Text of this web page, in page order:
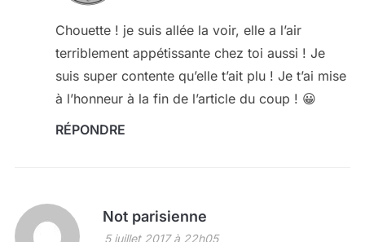
Chouette ! je suis allée la voir, elle a l’air
terriblement appétissante chez toi aussi ! Je
suis super contente qu’elle t’ait plu ! Je t’ai mise
à l’honneur à la fin de l’article du coup ! 😀
RÉPONDRE
Not parisienne
5 juillet 2017 à 22h05